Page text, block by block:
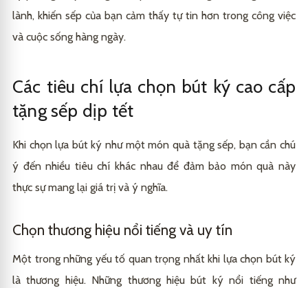
lành, khiến sếp của bạn cảm thấy tự tin hơn trong công việc
và cuộc sống hàng ngày.
Các tiêu chí lựa chọn bút ký cao cấp
tặng sếp dịp tết
Khi chọn lựa bút ký như một món quà tặng sếp, bạn cần chú
ý đến nhiều tiêu chí khác nhau để đảm bảo món quà này
thực sự mang lại giá trị và ý nghĩa.
Chọn thương hiệu nổi tiếng và uy tín
Một trong những yếu tố quan trọng nhất khi lựa chọn bút ký
là thương hiệu. Những thương hiệu bút ký nổi tiếng như